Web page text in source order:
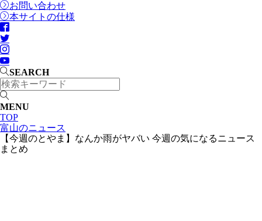
お問い合わせ
本サイトの仕様
SEARCH
MENU
TOP
富山のニュース
【今週のとやま】なんか雨がヤバい 今週の気になるニュース
まとめ